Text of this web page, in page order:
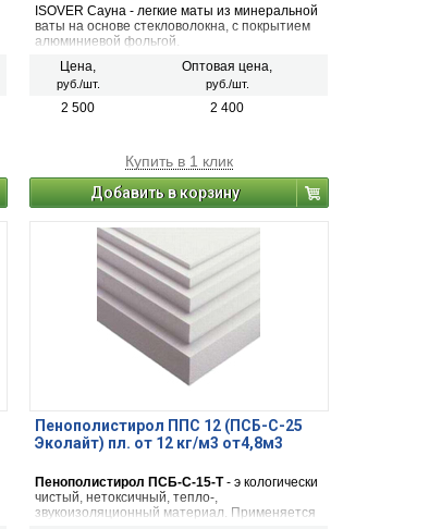
ISOVER Сауна - легкие маты из минеральной
ваты на основе стекловолокна, с покрытием
алюминиевой фольгой.
Цена,
руб./шт.
Оптовая цена,
руб./шт.
2 500 2 400
Купить в 1 клик
Добавить в корзину
Пенополистирол ППС 12 (ПСБ-С-25
Эколайт) пл. от 12 кг/м3 от4,8м3
Пенополистирол ПСБ-С-15-Т- э кологически
чистый, нетоксичный, тепло-,
звукоизоляционный материал. Применяется